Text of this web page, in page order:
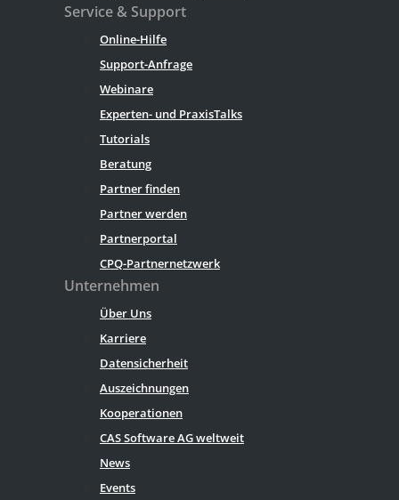
Service & Support
Online-Hilfe
Support-Anfrage
Webinare
Experten- und PraxisTalks
Tutorials
Beratung
Partner finden
Partner werden
Partnerportal
CPQ-Partnernetzwerk
Unternehmen
Über Uns
Karriere
Datensicherheit
Auszeichnungen
Kooperationen
CAS Software AG weltweit
News
Events